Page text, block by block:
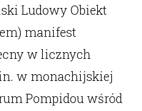
Ludowy Obiekt
manifest
w licznych
w monachijskiej
Pompidou wśród